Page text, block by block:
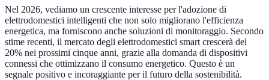
Nel 2026, vediamo un crescente interesse per l'adozione di
elettrodomestici intelligenti che non solo migliorano l'efficienza
energetica, ma forniscono anche soluzioni di monitoraggio. Secondo
stime recenti, il mercato degli elettrodomestici smart crescerà del
20% nei prossimi cinque anni, grazie alla domanda di dispositivi
connessi che ottimizzano il consumo energetico. Questo è un
segnale positivo e incoraggiante per il futuro della sostenibilità.